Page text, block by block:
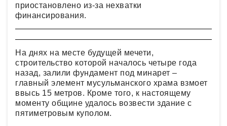
приостановлено из-за нехватки
финансирования.
На днях на месте будущей мечети,
строительство которой началось четыре года
назад, залили фундамент под минарет –
главный элемент мусульманского храма взмоет
ввысь 15 метров. Кроме того, к настоящему
моменту общине удалось возвести здание с
пятиметровым куполом.